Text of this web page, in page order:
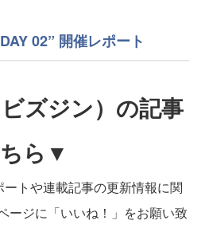
02” 開催レポート
ズジン）の記事
ら▼
ートや連載記事の更新情報に関
ージに「いいね！」をお願い致